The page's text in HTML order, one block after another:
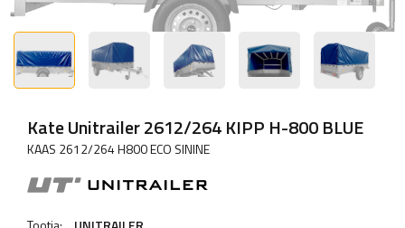
Kate Unitrailer 2612/264 KIPP H-800 BLUE
KAAS 2612/264 H800 ECO SININE